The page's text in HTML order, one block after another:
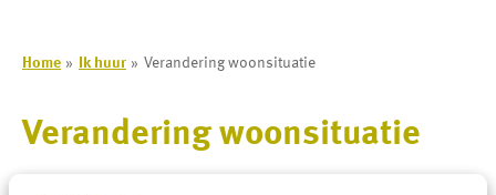
Home Ik huur Verandering woonsituatie
Verandering woonsituatie